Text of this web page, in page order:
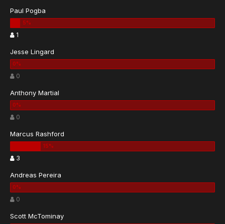
Paul Pogba
1
Jesse Lingard
0
Anthony Martial
0
Marcus Rashford
3
Andreas Pereira
0
Scott McTominay